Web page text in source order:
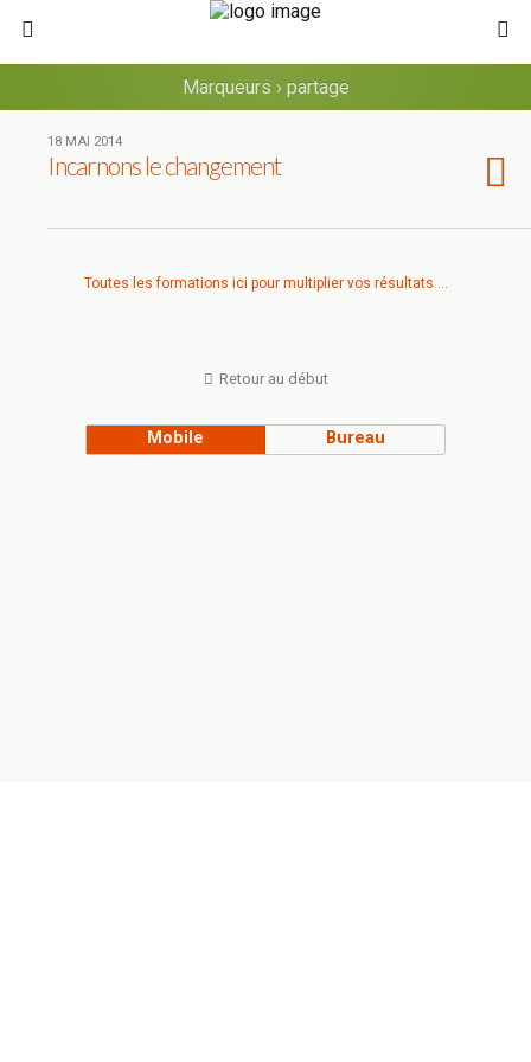
Marqueurs › partage
18 MAI 2014
Incarnons le changement
Toutes les formations ici pour multiplier vos résultats ...
Retour au début
Mobile Bureau